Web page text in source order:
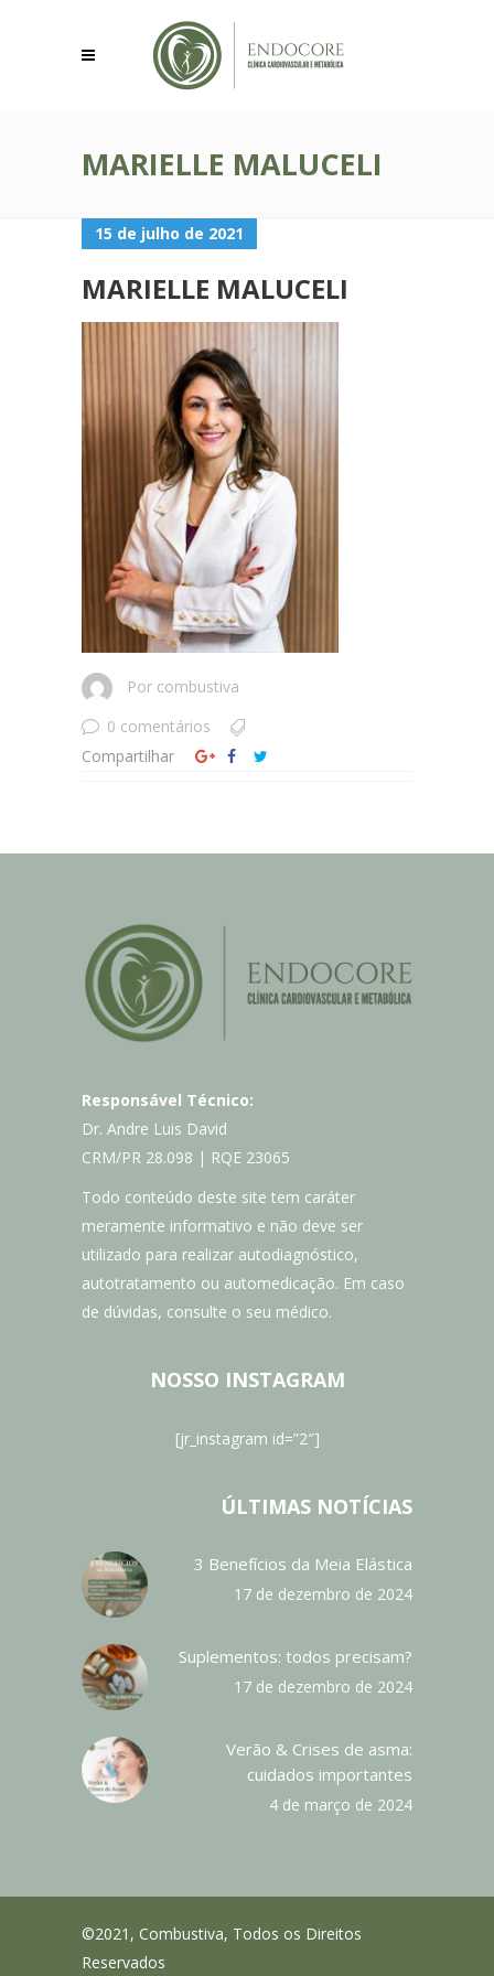
MARIELLE MALUCELI
15 de julho de 2021
MARIELLE MALUCELI
Por combustiva
0 comentários
Compartilhar
Responsável Técnico:
Dr. Andre Luis David
CRM/PR 28.098 | RQE 23065
Todo conteúdo deste site tem caráter
meramente informativo e não deve ser
utilizado para realizar autodiagnóstico,
autotratamento ou automedicação. Em caso
de dúvidas, consulte o seu médico.
NOSSO INSTAGRAM
[jr_instagram id=”2″]
ÚLTIMAS NOTÍCIAS
3 Benefícios da Meia Elástica
17 de dezembro de 2024
Suplementos: todos precisam?
17 de dezembro de 2024
Verão & Crises de asma:
cuidados importantes
4 de março de 2024
©2021, Combustiva, Todos os Direitos
Reservados